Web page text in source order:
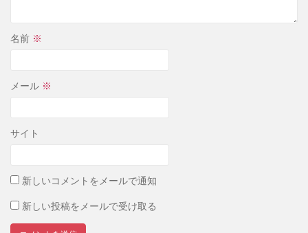
名前 ※
メール ※
サイト
新しいコメントをメールで通知
新しい投稿をメールで受け取る